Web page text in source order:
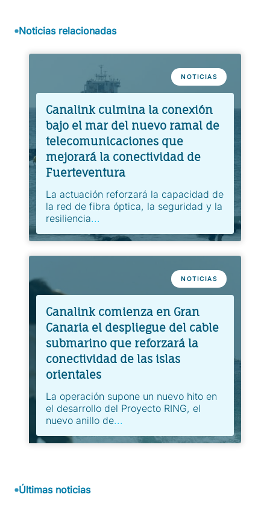
Noticias relacionadas
NOTICIAS
Canalink culmina la conexión
bajo el mar del nuevo ramal de
telecomunicaciones que
mejorará la conectividad de
Fuerteventura
La actuación reforzará la capacidad de
la red de fibra óptica, la seguridad y la
resiliencia...
NOTICIAS
Canalink comienza en Gran
Canaria el despliegue del cable
submarino que reforzará la
conectividad de las islas
orientales
La operación supone un nuevo hito en
el desarrollo del Proyecto RING, el
nuevo anillo de...
Últimas noticias